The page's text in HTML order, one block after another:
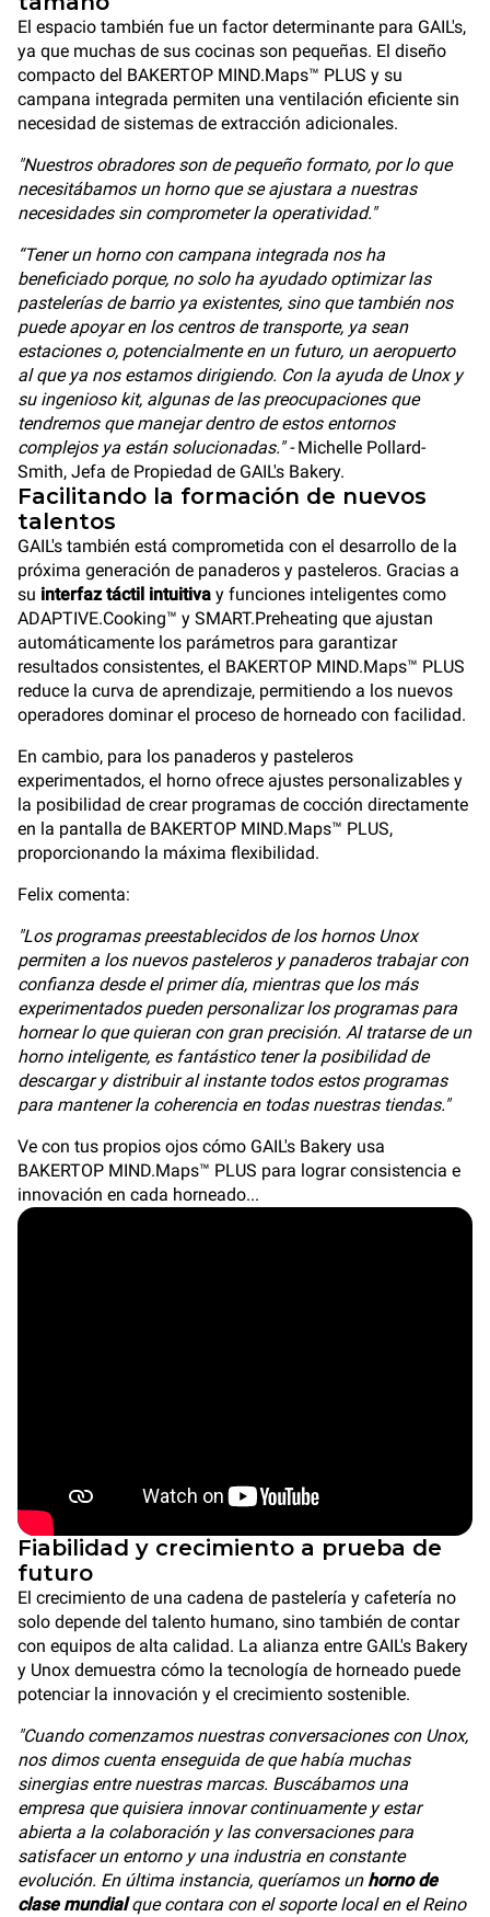
El espacio también fue un factor determinante para GAIL's,
ya que muchas de sus cocinas son pequeñas. El diseño
compacto del BAKERTOP MIND.Maps™ PLUS y su
campana integrada permiten una ventilación eficiente sin
necesidad de sistemas de extracción adicionales.
"Nuestros obradores son de pequeño formato, por lo que
necesitábamos un horno que se ajustara a nuestras
necesidades sin comprometer la operatividad."
“Tener un horno con campana integrada nos ha
beneficiado porque, no solo ha ayudado optimizar las
pastelerías de barrio ya existentes, sino que también nos
puede apoyar en los centros de transporte, ya sean
estaciones o, potencialmente en un futuro, un aeropuerto
al que ya nos estamos dirigiendo. Con la ayuda de Unox y
su ingenioso kit, algunas de las preocupaciones que
tendremos que manejar dentro de estos entornos
complejos ya están solucionadas." -Michelle Pollard-
Smith, Jefa de Propiedad de GAIL's Bakery.
Facilitando la formación de nuevos
talentos
GAIL's también está comprometida con el desarrollo de la
próxima generación de panaderos y pasteleros. Gracias a
su interfaz táctil intuitiva y funciones inteligentes como
ADAPTIVE.Cooking™ y SMART.Preheating que ajustan
automáticamente los parámetros para garantizar
resultados consistentes, el BAKERTOP MIND.Maps™ PLUS
reduce la curva de aprendizaje, permitiendo a los nuevos
operadores dominar el proceso de horneado con facilidad.
En cambio, para los panaderos y pasteleros
experimentados, el horno ofrece ajustes personalizables y
la posibilidad de crear programas de cocción directamente
en la pantalla de BAKERTOP MIND.Maps™ PLUS,
proporcionando la máxima flexibilidad.
Felix comenta:
"Los programas preestablecidos de los hornos Unox
permiten a los nuevos pasteleros y panaderos trabajar con
confianza desde el primer día, mientras que los más
experimentados pueden personalizar los programas para
hornear lo que quieran con gran precisión. Al tratarse de un
horno inteligente, es fantástico tener la posibilidad de
descargar y distribuir al instante todos estos programas
para mantener la coherencia en todas nuestras tiendas."
Ve con tus propios ojos cómo GAIL's Bakery usa
BAKERTOP MIND.Maps™ PLUS para lograr consistencia e
innovación en cada horneado...
Fiabilidad y crecimiento a prueba de
futuro
El crecimiento de una cadena de pastelería y cafetería no
solo depende del talento humano, sino también de contar
con equipos de alta calidad. La alianza entre GAIL's Bakery
y Unox demuestra cómo la tecnología de horneado puede
potenciar la innovación y el crecimiento sostenible.
"Cuando comenzamos nuestras conversaciones con Unox,
nos dimos cuenta enseguida de que había muchas
sinergias entre nuestras marcas. Buscábamos una
empresa que quisiera innovar continuamente y estar
abierta a la colaboración y las conversaciones para
satisfacer un entorno y una industria en constante
evolución. En última instancia, queríamos un horno de
clase mundialque contara con el soporte local en el Reino